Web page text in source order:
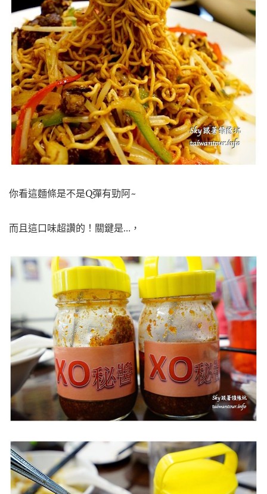
你看這麵條是不是Q彈有勁阿~
而且這口味超讚的！關鍵是…，